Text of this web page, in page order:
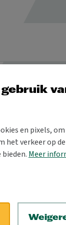
en pixels,
het verkeer op
Meer